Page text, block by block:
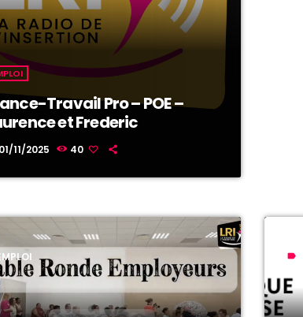
Travail Pro – POE –
et Frederic
01/11/2025 40
label